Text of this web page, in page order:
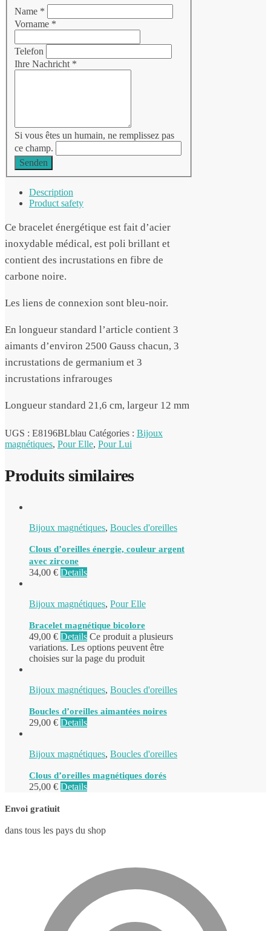
Name *
Vorname *
Telefon
Ihre Nachricht *
Si vous êtes un humain, ne remplissez pas
ce champ.
Senden
Description
Product safety
Ce bracelet énergétique est fait d’acier
inoxydable médical, est poli brillant et
contient des incrustations en fibre de
carbone noire.
Les liens de connexion sont bleu-noir.
En longueur standard l’article contient 3
aimants d’environ 2500 Gauss chacun, 3
incrustations de germanium et 3
incrustations infrarouges
Longueur standard 21,6 cm, largeur 12 mm
UGS : E8196BLblau Catégories : Bijoux
magnétiques, Pour Elle, Pour Lui
Produits similaires
Bijoux magnétiques, Boucles d'oreilles
Clous d’oreilles énergie, couleur argent
avec zircone
34,00 € Details
Bijoux magnétiques, Pour Elle
Bracelet magnétique bicolore
49,00 € Details Ce produit a plusieurs
variations. Les options peuvent être
choisies sur la page du produit
Bijoux magnétiques, Boucles d'oreilles
Boucles d’oreilles aimantées noires
29,00 € Details
Bijoux magnétiques, Boucles d'oreilles
Clous d’oreilles magnétiques dorés
25,00 € Details
Envoi gratiuit
dans tous les pays du shop